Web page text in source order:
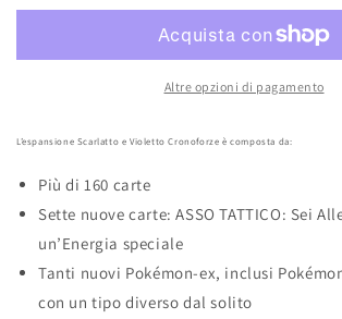
CRONOFORZE
DISPLAY
(ITA)
CRONOFORZE
DISPLAY
36
(ITA)
Altre opzioni di pagamento
L’espansione Scarlatto e Violetto Cronoforze è composta da:
Più di 160 carte
Sette nuove carte: ASSO TATTICO: Sei
un’Energia speciale
Tanti nuovi Pokémon-ex, inclusi
con un tipo diverso dal solito